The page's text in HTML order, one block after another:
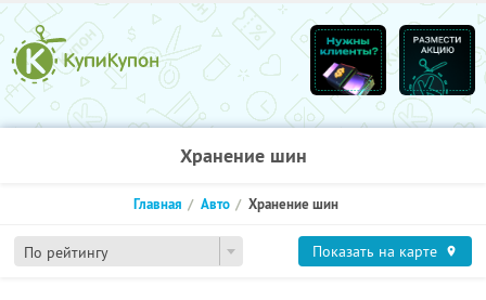
Хранение шин
По рейтингу
Главная Авто Хранение шин
Показать на карте